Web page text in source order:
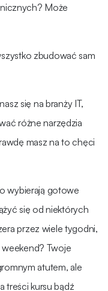
Może
zbudować sam
się na branży IT,
różne narzędzia
masz na to chęci
wybierają gotowe
się od niektórych
przez wiele tygodni,
Twoje
atutem, ale
treści kursu bądź